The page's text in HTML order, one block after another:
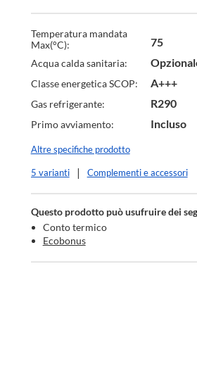
Temperatura mandata
Max(°C):
75
Acqua calda sanitaria:
Classe energetica SCOP: A+++
Gas refrigerante: R290
Primo avviamento: Incluso
Altre specifiche prodotto
Questo prodotto può usufruire dei
Conto termico
Ecobonus
5 varianti Complementi e accessori